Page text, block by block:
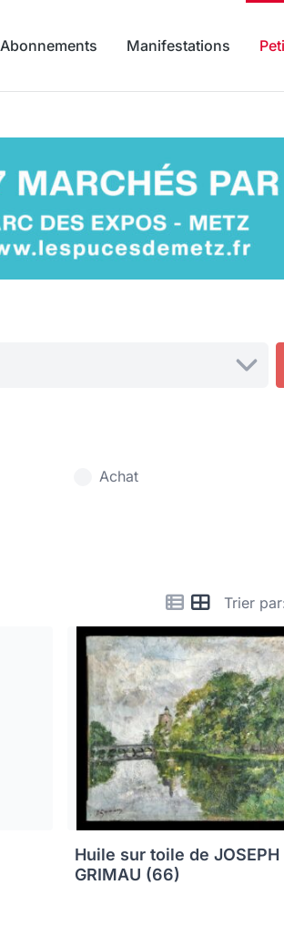
Abonnements Manifestations
Achat
Trier
Huile sur toile de JOSEPH
GRIMAU (66)